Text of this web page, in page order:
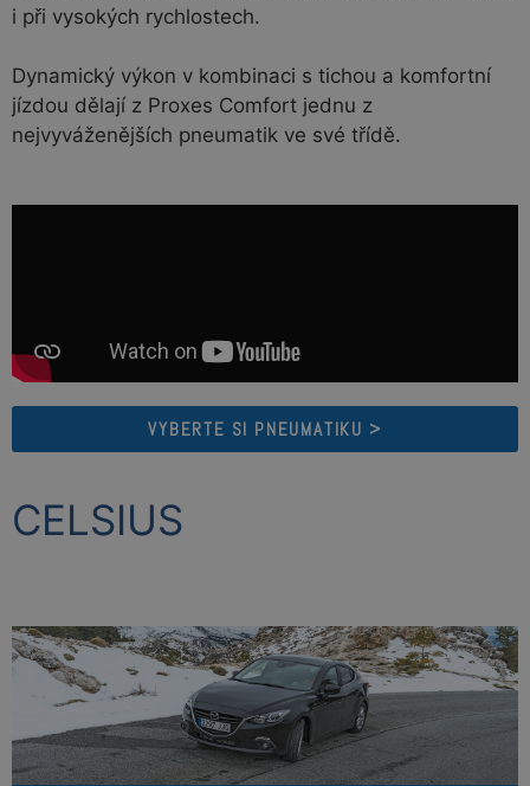
i při vysokých rychlostech.
Dynamický výkon v kombinaci s tichou a komfortní
jízdou dělají z Proxes Comfort jednu z
nejvyváženějších pneumatik ve své třídě.
VYBERTE SI PNEUMATIKU >
CELSIUS